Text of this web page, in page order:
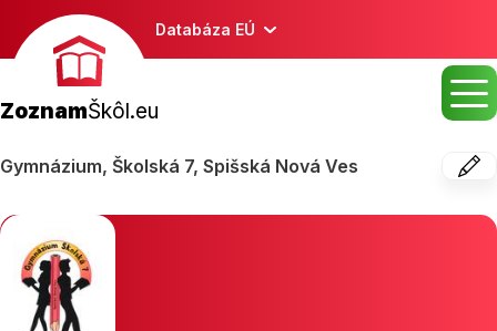
Databáza EÚ
ZoznamŠkôl.eu
Gymnázium, Školská 7, Spišská Nová Ves